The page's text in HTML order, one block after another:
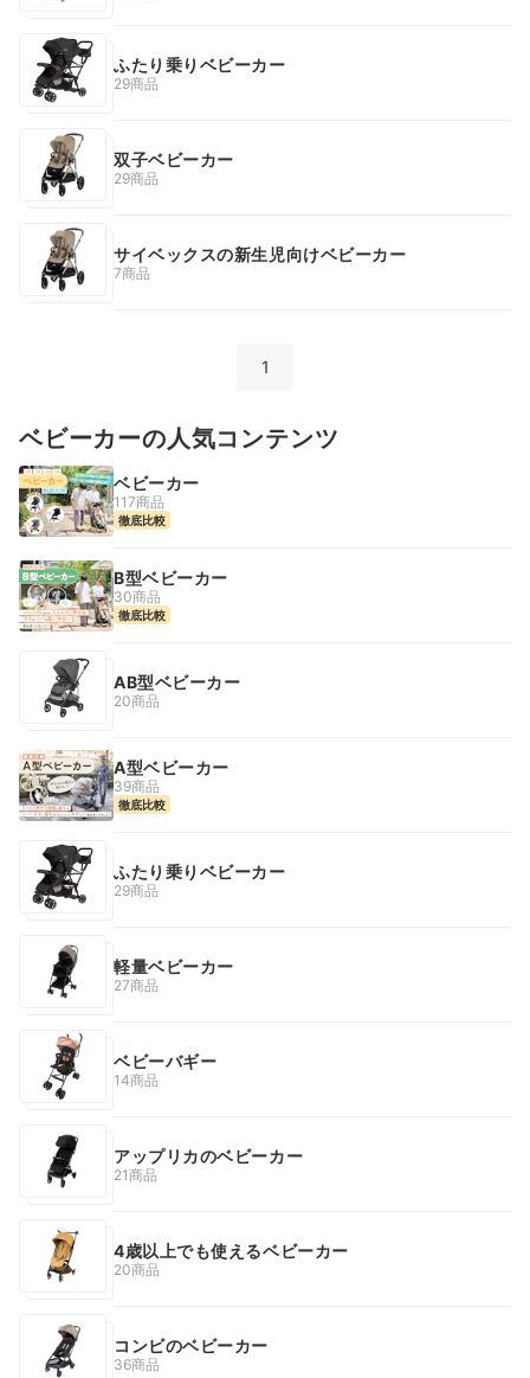
ふたり乗りベビーカー
29商品
双子ベビーカー
29商品
サイベックスの新生児向けベビーカー
7商品
1
ベビーカーの人気コンテンツ
ベビーカー
117商品
徹底比較
B型ベビーカー
30商品
徹底比較
AB型ベビーカー
20商品
A型ベビーカー
39商品
徹底比較
ふたり乗りベビーカー
29商品
軽量ベビーカー
27商品
ベビーバギー
14商品
アップリカのベビーカー
21商品
4歳以上でも使えるベビーカー
20商品
コンビのベビーカー
36商品